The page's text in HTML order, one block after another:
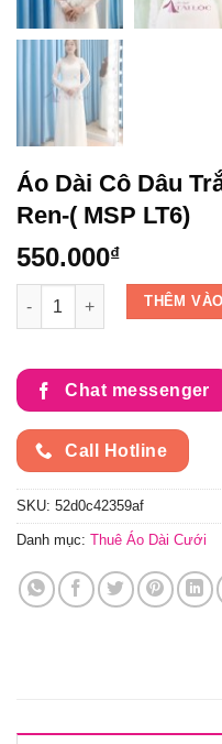
Áo Dài Cô Dâu
Ren-( MSP LT6)
550.000₫
Áo Dài Cô Dâu Trắng
THÊM
Chat messenger
Call Hotline
SKU: 52d0c42359af
Danh mục: Thuê Áo Dài Cưới